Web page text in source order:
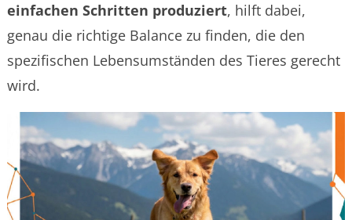
einfachen Schritten produziert, hilft dabei,
genau die richtige Balance zu finden, die den
spezifischen Lebensumständen des Tieres gerecht
wird.